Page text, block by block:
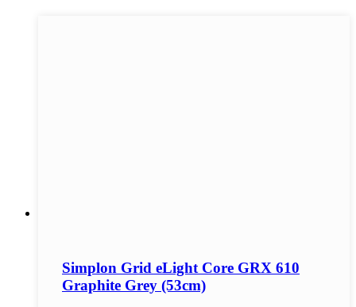
Simplon Grid eLight Core GRX 610
Graphite Grey (53cm)